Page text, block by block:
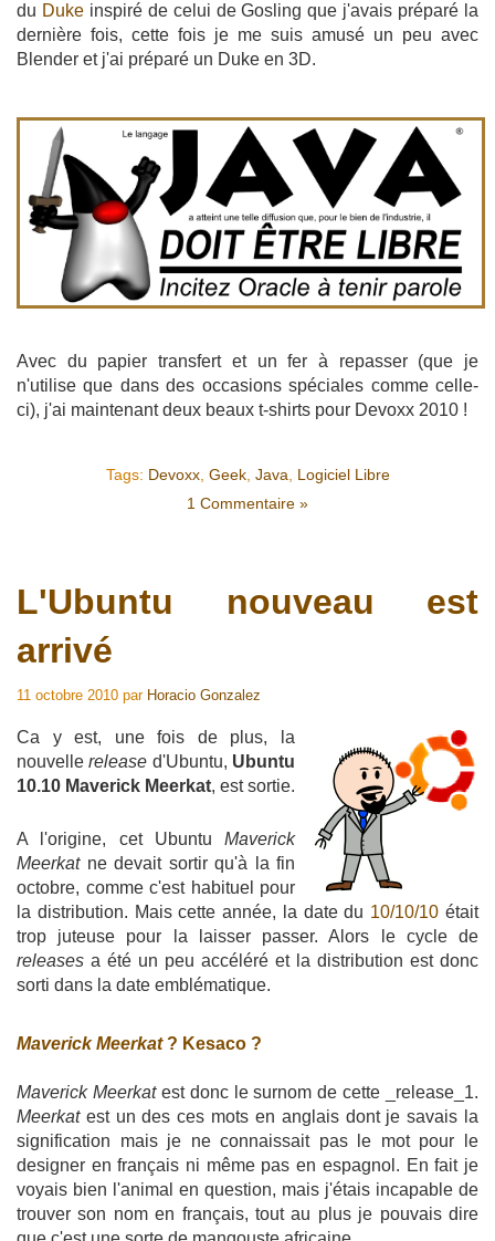
du Dukeinspiré de celui de Gosling que j'avais préparé la
dernière fois, cette fois je me suis amusé un peu avec
Blender et j'ai préparé un Duke en 3D.
Avec du papier transfert et un fer à repasser (que je
n'utilise que dans des occasions spéciales comme celle-
ci), j'ai maintenant deux beaux t-shirts pour Devoxx 2010 !
Tags: Devoxx, Geek, Java, Logiciel Libre
1 Commentaire »
L'Ubuntu nouveau est
arrivé
11 octobre 2010 par Horacio Gonzalez
Ca y est, une fois de plus, la
nouvellerelease d'Ubuntu, Ubuntu
10.10 Maverick Meerkat, est sortie.
A l'origine, cet Ubuntu Maverick
Meerkatne devait sortir qu'à la fin
octobre, comme c'est habituel pour
la distribution. Mais cette année, la date du 10/10/10 était
trop juteuse pour la laisser passer. Alors le cycle de
releases a été un peu accéléré et la distribution est donc
sorti dans la date emblématique.
Maverick Meerkat? Kesaco ?
Maverick Meerkatest donc le surnom de cette _release_1.
Meerkatest un des ces mots en anglais dont je savais la
signification mais je ne connaissait pas le mot pour le
designer en français ni même pas en espagnol. En fait je
voyais bien l'animal en question, mais j'étais incapable de
trouver son nom en français, tout au plus je pouvais dire